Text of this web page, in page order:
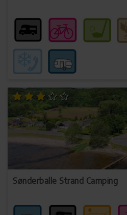
Sønderballe Strand Camping